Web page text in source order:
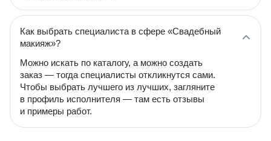
Как выбрать специалиста в сфере «Свадебный
макияж»?
Можно искать по каталогу, а можно создать
заказ — тогда специалисты откликнутся сами.
Чтобы выбрать лучшего из лучших, загляните
в профиль исполнителя — там есть отзывы
и примеры работ.